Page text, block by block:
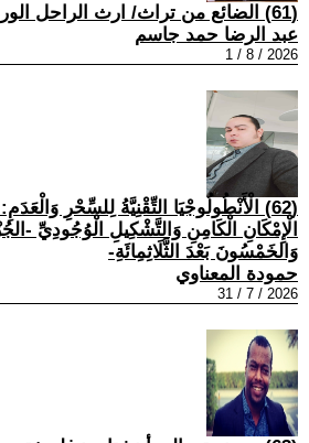
(61) الضائع من تراث/ ارث الراحل الوردي/3
عبد الرضا حمد جاسم
2026 / 8 / 1
(62) الْأَنْطُولُوجْيَا التِّقْنِيَّةُ لِلسِّحْرِ
الْإِمْكَانِ الْكَامِنِ وَالتَّشْكِيلِ الْوُجُودِيِّ -
وَالخَمْسُونَ بَعْدَ الثَّلَاثِمِائَةِ-
حمودة المعناوي
2026 / 7 / 31